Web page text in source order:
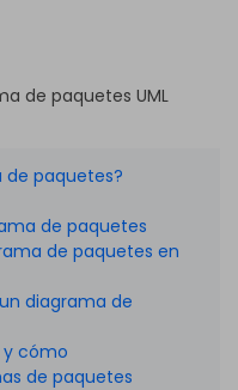
de paquetes UML
de paquetes?
de paquetes
de paquetes en
diagrama de
y cómo
de paquetes